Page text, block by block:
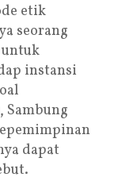
etik
seorang
instansi
Sambung
dapat